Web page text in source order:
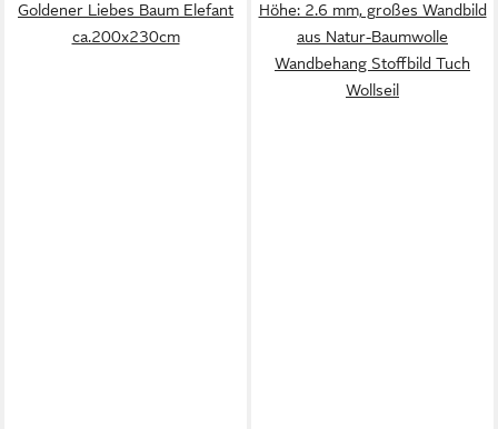
Goldener Liebes Baum Elefant
ca.200x230cm
Höhe: 2.6 mm, großes Wandbild
aus Natur-Baumwolle
Wandbehang Stoffbild Tuch
Wollseil